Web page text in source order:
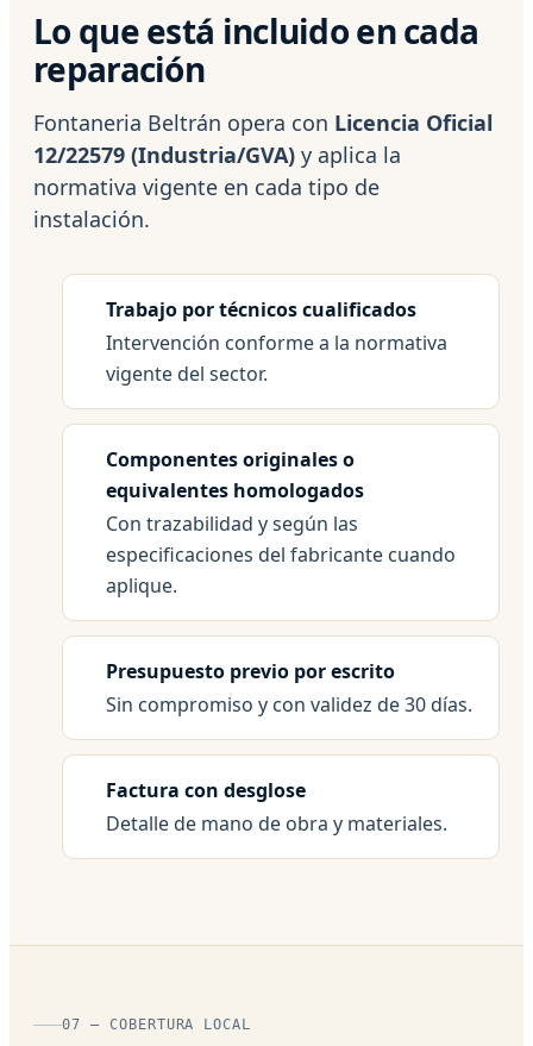
Lo que está incluido en cada
reparación
Fontaneria Beltrán opera con Licencia Oficial
12/22579 (Industria/GVA) y aplica la
normativa vigente en cada tipo de
instalación.
Trabajo por técnicos cualificados
Intervención conforme a la normativa
vigente del sector.
Componentes originales o
equivalentes homologados
Con trazabilidad y según las
especificaciones del fabricante cuando
aplique.
Presupuesto previo por escrito
Sin compromiso y con validez de 30 días.
Factura con desglose
Detalle de mano de obra y materiales.
07 — COBERTURA LOCAL